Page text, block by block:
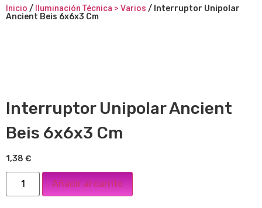
Inicio / Iluminación Técnica > Varios / Interruptor Unipolar
Ancient Beis 6x6x3 Cm
Interruptor Unipolar Ancient
Beis 6x6x3 Cm
1,38 €
Añadir al carrito